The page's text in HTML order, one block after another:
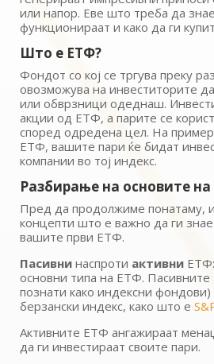
или напор. Еве што треба да
функционираат и како да ги
Што е ЕТФ?
Фондот со кој се тргува преку
овозможува на инвеститорите
или обврзници одеднаш.
акции од ЕТФ, а парите се
според одредена цел. На
ЕТФ, вашите пари ќе бидат
компании во тој индекс.
Разбирање на основите
Пред да продолжиме понатаму,
концепти што е важно да ги
вашите први ЕТФ.
Пасивнинаспроти активниЕТФ:
основни типа на ЕТФ. Пасивните
познати како индексни
берзански индекс, како што е
Активните ЕТФ ангажираат
да ги инвестираат своите пари.